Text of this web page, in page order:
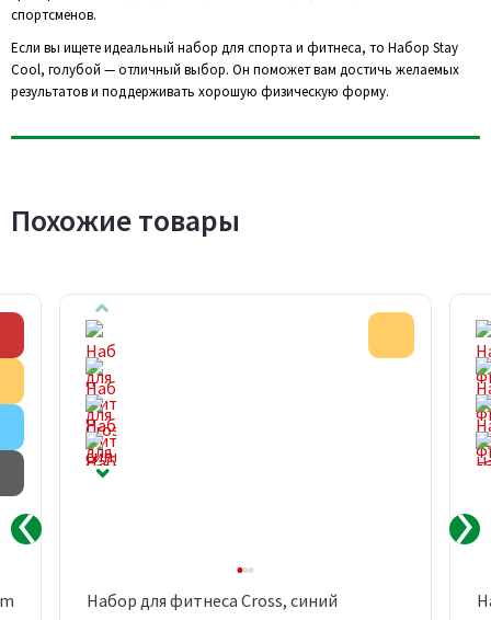
спортсменов.
Если вы ищете идеальный набор для спорта и фитнеса, то Набор Stay
Cool, голубой — отличный выбор. Он поможет вам достичь желаемых
результатов и поддерживать хорошую физическую форму.
Похожие товары
Внимание
Товар с дефектом
Набор для фитнеса Cross, синий